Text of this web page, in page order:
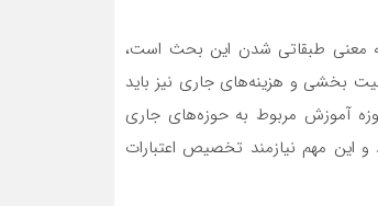
معنی طبقاتی شدن این بحث است،
بخشی و هزینه‌های جاری نیز باید
در حال حاضر ۹۷ درصد هزینه‌های حوزه آموزش مربوط به حوزه‌های جاری
این مهم نیازمند تخصیص اعتبارات